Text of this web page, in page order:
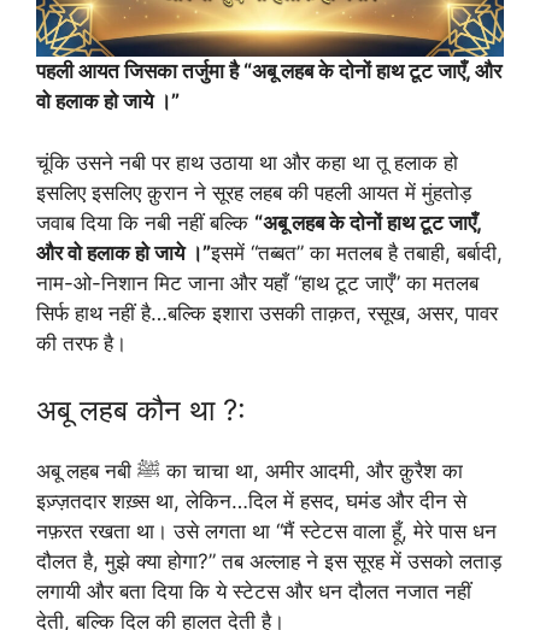
पहली आयत जिसका तर्जुमा है “अबू लहब के दोनों हाथ टूट जाएँ, और
वो हलाक हो जाये ।”
चूंकि उसने नबी पर हाथ उठाया था और कहा था तू हलाक हो
इसलिए इसलिए क़ुरान ने सूरह लहब की पहली आयत में मुंहतोड़
जवाब दिया कि नबी नहीं बल्कि “अबू लहब के दोनों हाथ टूट जाएँ,
और वो हलाक हो जाये ।”इसमें “तब्बत” का मतलब है तबाही, बर्बादी,
नाम-ओ-निशान मिट जाना और यहाँ “हाथ टूट जाएँ” का मतलब
सिर्फ हाथ नहीं है…बल्कि इशारा उसकी ताक़त, रसूख, असर, पावर
की तरफ है।
अबू लहब कौन था ?:
अबू लहब नबी ﷺ का चाचा था, अमीर आदमी, और क़ुरैश का
इज़्ज़तदार शख़्स था, लेकिन…दिल में हसद, घमंड और दीन से
नफ़रत रखता था। उसे लगता था “मैं स्टेटस वाला हूँ, मेरे पास धन
दौलत है, मुझे क्या होगा?” तब अल्लाह ने इस सूरह में उसको लताड़
लगायी और बता दिया कि ये स्टेटस और धन दौलत नजात नहीं
देती, बल्कि दिल की हालत देती है।